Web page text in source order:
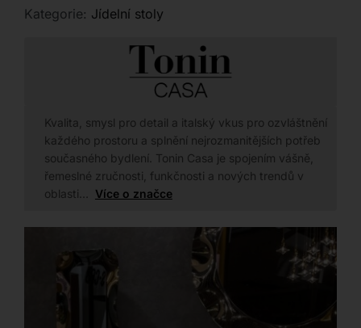
Kategorie: Jídelní stoly
Kvalita, smysl pro detail a italský vkus pro ozvláštnění
každého prostoru a splnění nejrozmanitějších potřeb
současného bydlení. Tonin Casa je spojením vášně,
řemeslné zručnosti, funkčnosti a nových trendů v
oblasti… Více o značce